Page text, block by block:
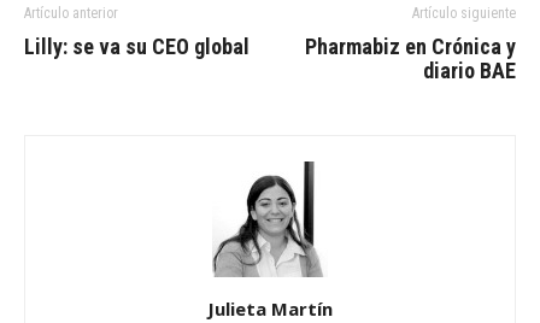
Artículo anterior
Lilly: se va su CEO global
Artículo siguiente
Pharmabiz en Crónica y
diario BAE
Julieta Martín